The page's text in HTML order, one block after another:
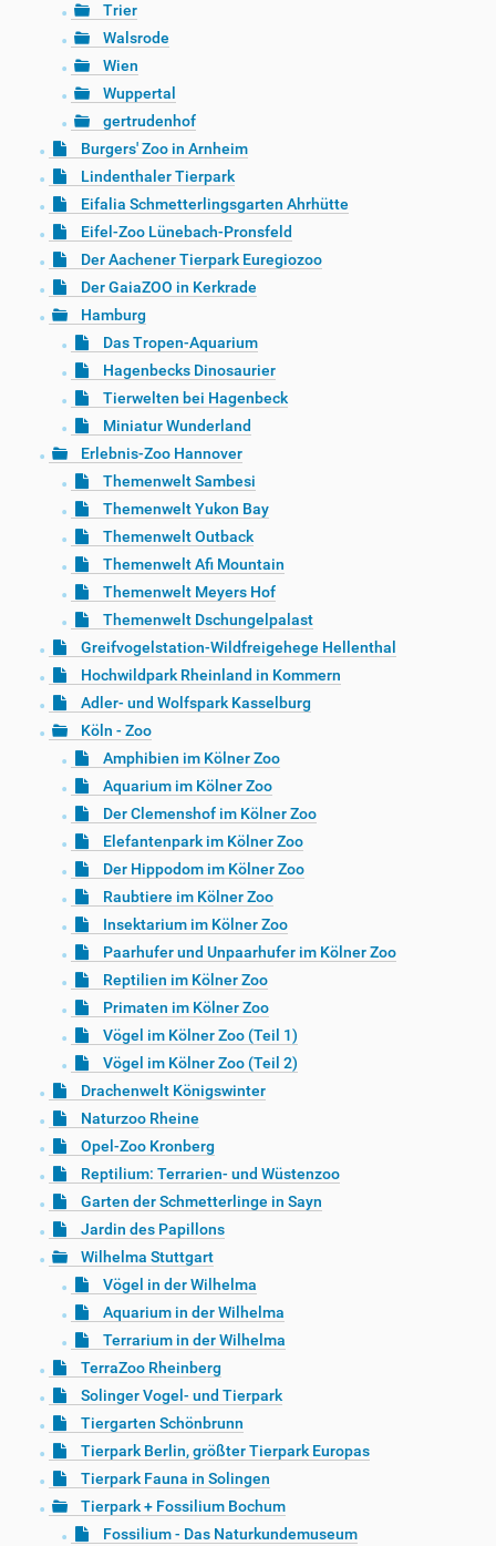
Trier
Walsrode
Wien
Wuppertal
gertrudenhof
Burgers' Zoo in Arnheim
Lindenthaler Tierpark
Eifalia Schmetterlingsgarten Ahrhütte
Eifel-Zoo Lünebach-Pronsfeld
Der Aachener Tierpark Euregiozoo
Der GaiaZOO in Kerkrade
Hamburg
Das Tropen-Aquarium
Hagenbecks Dinosaurier
Tierwelten bei Hagenbeck
Miniatur Wunderland
Erlebnis-Zoo Hannover
Themenwelt Sambesi
Themenwelt Yukon Bay
Themenwelt Outback
Themenwelt Afi Mountain
Themenwelt Meyers Hof
Themenwelt Dschungelpalast
Greifvogelstation-Wildfreigehege Hellenthal
Hochwildpark Rheinland in Kommern
Adler- und Wolfspark Kasselburg
Köln - Zoo
Amphibien im Kölner Zoo
Aquarium im Kölner Zoo
Der Clemenshof im Kölner Zoo
Elefantenpark im Kölner Zoo
Der Hippodom im Kölner Zoo
Raubtiere im Kölner Zoo
Insektarium im Kölner Zoo
Paarhufer und Unpaarhufer im Kölner Zoo
Reptilien im Kölner Zoo
Primaten im Kölner Zoo
Vögel im Kölner Zoo (Teil 1)
Vögel im Kölner Zoo (Teil 2)
Drachenwelt Königswinter
Naturzoo Rheine
Opel-Zoo Kronberg
Reptilium: Terrarien- und Wüstenzoo
Garten der Schmetterlinge in Sayn
Jardin des Papillons
Wilhelma Stuttgart
Vögel in der Wilhelma
Aquarium in der Wilhelma
Terrarium in der Wilhelma
TerraZoo Rheinberg
Solinger Vogel- und Tierpark
Tiergarten Schönbrunn
Tierpark Berlin, größter Tierpark Europas
Tierpark Fauna in Solingen
Tierpark + Fossilium Bochum
Fossilium - Das Naturkundemuseum